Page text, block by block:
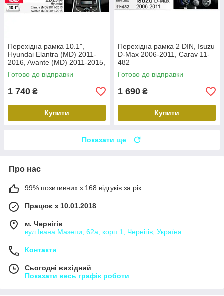
Перехідна рамка 10.1",
Hyundai Elantra (MD) 2011-
2016, Avante (MD) 2011-2015,
Carav 22-2314
Готово до відправки
1 740 ₴
Купити
Перехідна рамка 2 DIN, Isuzu
D-Max 2006-2011, Carav 11-
482
Готово до відправки
1 690 ₴
Купити
Показати ще
Про нас
99% позитивних з 168 відгуків за рік
Працює з 10.01.2018
м. Чернігів
вул.Івана Мазепи, 62а, корп.1, Чернігів, Україна
Контакти
Сьогодні вихідний
Показати весь графік роботи